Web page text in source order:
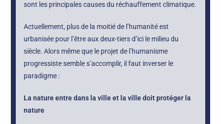
sont les principales causes du réchauffement climatique.
Actuellement, plus de la moitié de l’humanité est
urbanisée pour l’être aux deux-tiers d’ici le milieu du
siècle. Alors même que le projet de l’humanisme
progressiste semble s’accomplir, il faut inverser le
paradigme :
La nature entre dans la ville et la ville doit protéger la
nature